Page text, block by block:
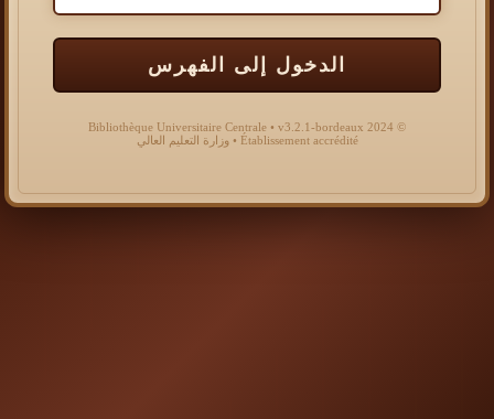
الدخول إلى الفهرس
© 2024 Bibliothèque Universitaire Centrale • v3.2.1-bordeaux
Établissement accrédité • وزارة التعليم العالي